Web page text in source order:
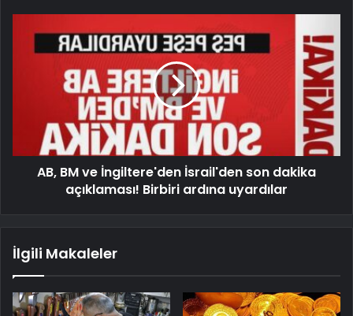
AB, BM ve İngiltere'den İsrail'den son dakika
açıklaması! Birbiri ardına uyardılar
İlgili Makaleler